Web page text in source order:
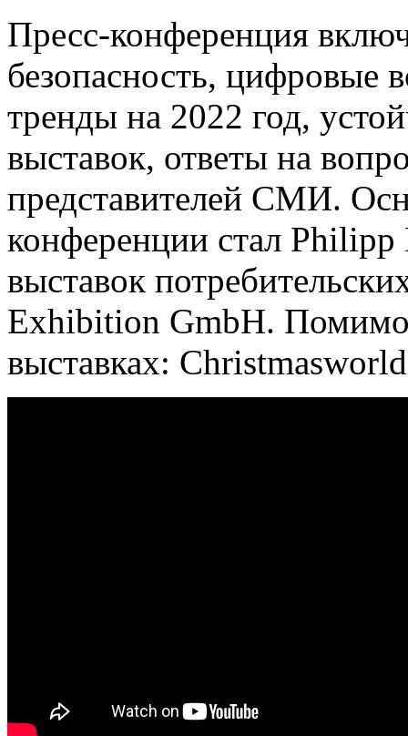
Пресс-конференция
безопасность, цифровые
тренды на 2022 год,
выставок, ответы на
представителей СМИ.
конференции стал Philipp
выставок
Exhibition GmbH.
выставках: